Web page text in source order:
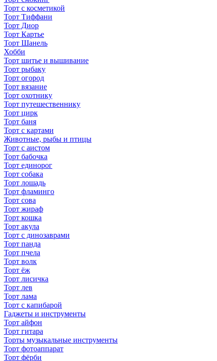
Торт с косметикой
Торт Тиффани
Торт Диор
Торт Картье
Торт Шанель
Хобби
Торт шитье и вышивание
Торт рыбаку
Торт огород
Торт вязание
Торт охотнику
Торт путешественнику
Торт цирк
Торт баня
Торт с картами
Животные, рыбы и птицы
Торт с аистом
Торт бабочка
Торт единорог
Торт собака
Торт лошадь
Торт фламинго
Торт сова
Торт жираф
Торт кошка
Торт акула
Торт с динозаврами
Торт панда
Торт пчела
Торт волк
Торт ёж
Торт лисичка
Торт лев
Торт лама
Торт с капибарой
Гаджеты и инструменты
Торт айфон
Торт гитара
Торты музыкальные инструменты
Торт фотоаппарат
Торт фёрби